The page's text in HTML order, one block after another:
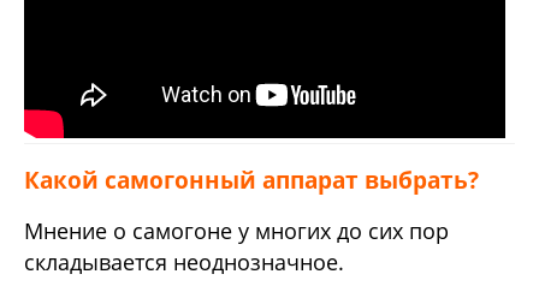
Какой самогонный аппарат выбрать?
Мнение о самогоне у многих до сих пор
складывается неоднозначное.